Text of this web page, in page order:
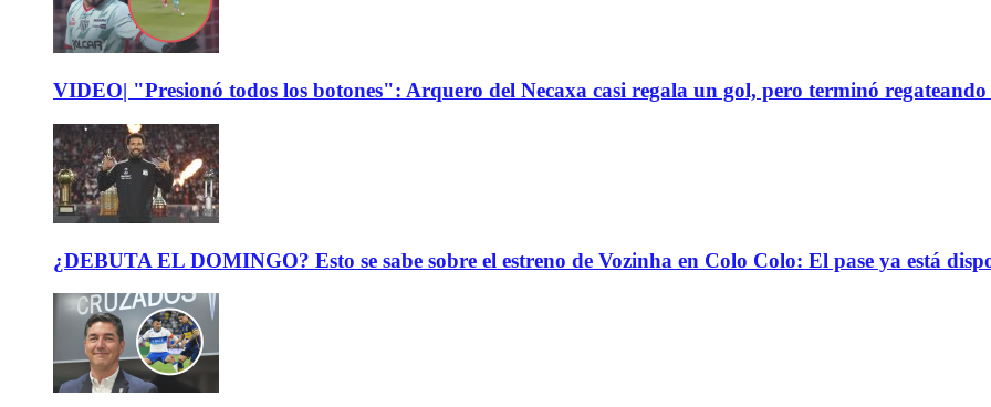
VIDEO| "Presionó todos los botones": Arquero del Necaxa casi regala un gol, pero terminó
¿DEBUTA EL DOMINGO? Esto se sabe sobre el estreno de Vozinha en Colo Colo: El pase ya está